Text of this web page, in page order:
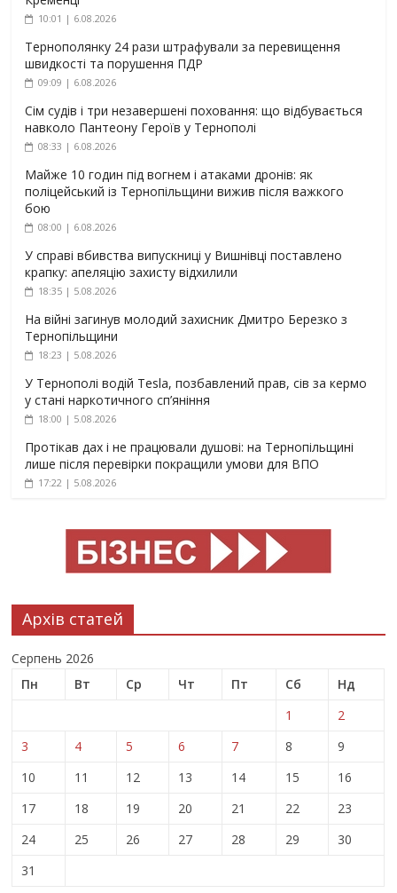
10:01 | 6.08.2026
Тернополянку 24 рази штрафували за перевищення
швидкості та порушення ПДР
09:09 | 6.08.2026
Сім судів і три незавершені поховання: що відбувається
навколо Пантеону Героїв у Тернополі
08:33 | 6.08.2026
Майже 10 годин під вогнем і атаками дронів: як
поліцейський із Тернопільщини вижив після важкого
бою
08:00 | 6.08.2026
У справі вбивства випускниці у Вишнівці поставлено
крапку: апеляцію захисту відхилили
18:35 | 5.08.2026
На війні загинув молодий захисник Дмитро Березко з
Тернопільщини
18:23 | 5.08.2026
У Тернополі водій Tesla, позбавлений прав, сів за кермо
у стані наркотичного сп’яніння
18:00 | 5.08.2026
Протікав дах і не працювали душові: на Тернопільщині
лише після перевірки покращили умови для ВПО
17:22 | 5.08.2026
Архів статей
Серпень 2026
Пн
Вт Ср Чт Пт Сб
Нд
1
2
3
4 5 6 7 8
9
10
11 12 13 14 15
16
17
18 19 20 21 22
23
24
25 26 27 28 29
30
31